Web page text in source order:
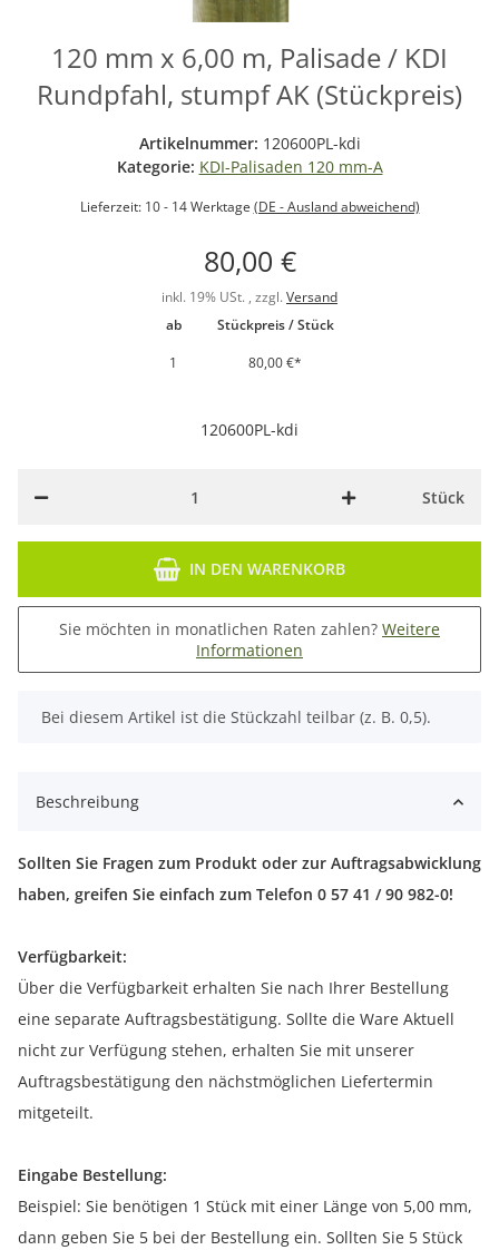
120 mm x 6,00 m, Palisade / KDI
Rundpfahl, stumpf AK (Stückpreis)
Artikelnummer: 120600PL-kdi
Kategorie: KDI-Palisaden 120 mm-A
Lieferzeit: 10 - 14 Werktage (DE - Ausland abweichend)
80,00 €
inkl. 19% USt. , zzgl. Versand
ab
Stückpreis / Stück
1
80,00 €*
120600PL-kdi
Stück
IN DEN WARENKORB
Sie möchten in monatlichen Raten zahlen? Weitere
Informationen
x
Bei diesem Artikel ist die Stückzahl teilbar (z. B. 0,5).
Beschreibung
Sollten Sie Fragen zum Produkt oder zur Auftragsabwicklung
haben, greifen Sie einfach zum Telefon 0 57 41 / 90 982-0!
Verfügbarkeit:
Über die Verfügbarkeit erhalten Sie nach Ihrer Bestellung
eine separate Auftragsbestätigung. Sollte die Ware Aktuell
nicht zur Verfügung stehen, erhalten Sie mit unserer
Auftragsbestätigung den nächstmöglichen Liefertermin
mitgeteilt.
Eingabe Bestellung:
Beispiel: Sie benötigen 1 Stück mit einer Länge von 5,00 mm,
dann geben Sie 5 bei der Bestellung ein. Sollten Sie 5 Stück